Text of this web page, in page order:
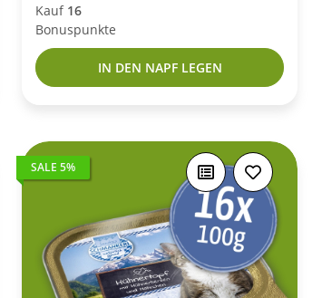
Kauf 16
Bonuspunkte
IN DEN NAPF LEGEN
SALE 5%